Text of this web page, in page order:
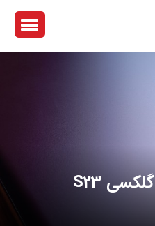
اولین تصاویر تبلیغاتی گلکسی S23